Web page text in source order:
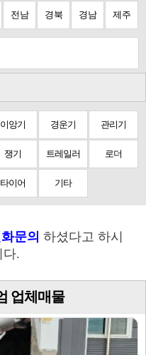
전남 경북 경남 제주
이앙기 경운기 관리기
쟁기 트레일러 로더
타이어 기타
문의 하셨다고 하시
다.
업체매물